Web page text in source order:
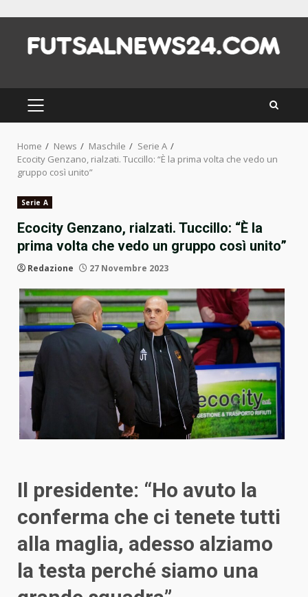
content
PRIMARY
MENU
Home News Maschile
Serie A
Ecocity Genzano, rialzati. Tuccillo: “È la prima volta che vedo un
gruppo così unito”
Serie A
Ecocity Genzano, rialzati. Tuccillo: “È la
prima volta che vedo un gruppo così unito”
Redazione 27 Novembre 2023
Il presidente: “Ho avuto la
conferma che ci tenete tutti
alla maglia, adesso alziamo
la testa perché siamo una